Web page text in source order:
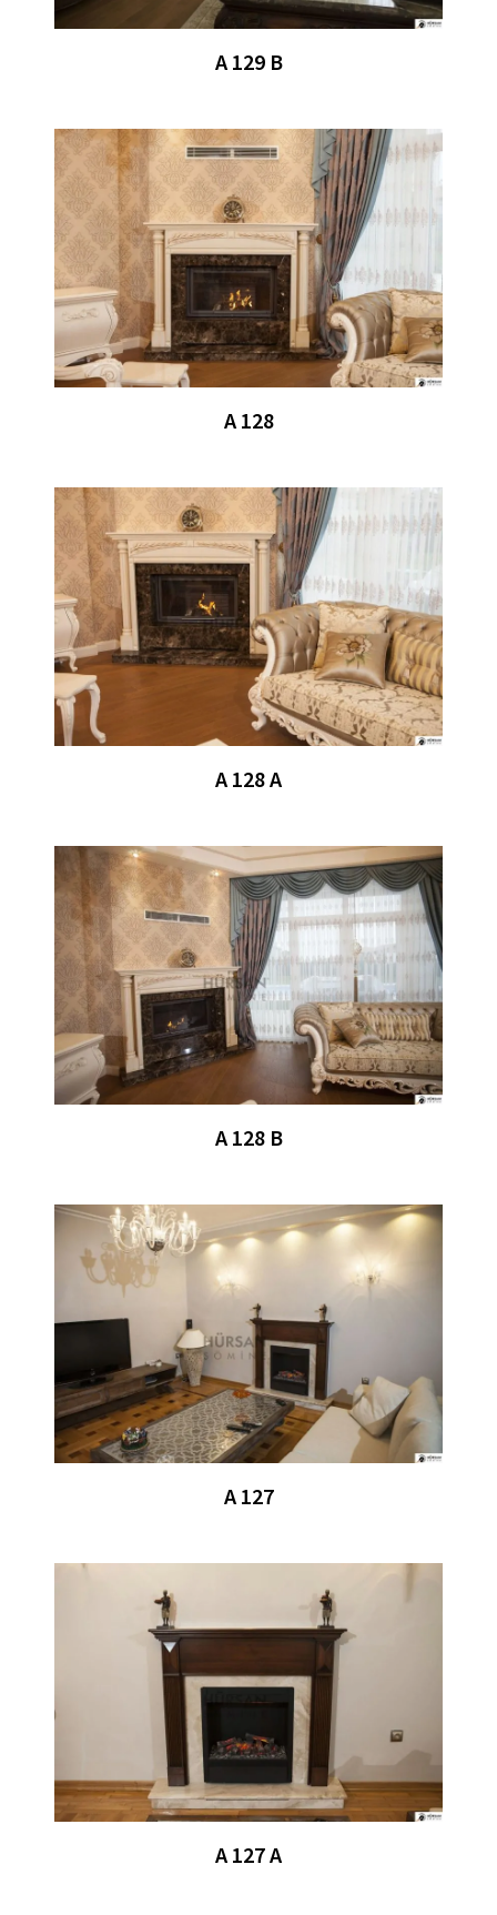
A 129 B
A 128
A 128 A
A 128 B
A 127
A 127 A